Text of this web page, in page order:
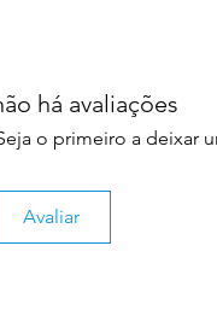
há avaliações
o primeiro a deixar
Avaliar